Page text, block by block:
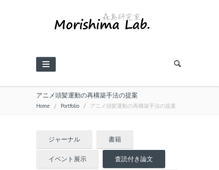
アニメ頭髪運動の再構築手法の提案
Home / Portfolio / アニメ頭髪運動の再構築手法の提案
ジャーナル 書籍
イベント展示 査読付き論文